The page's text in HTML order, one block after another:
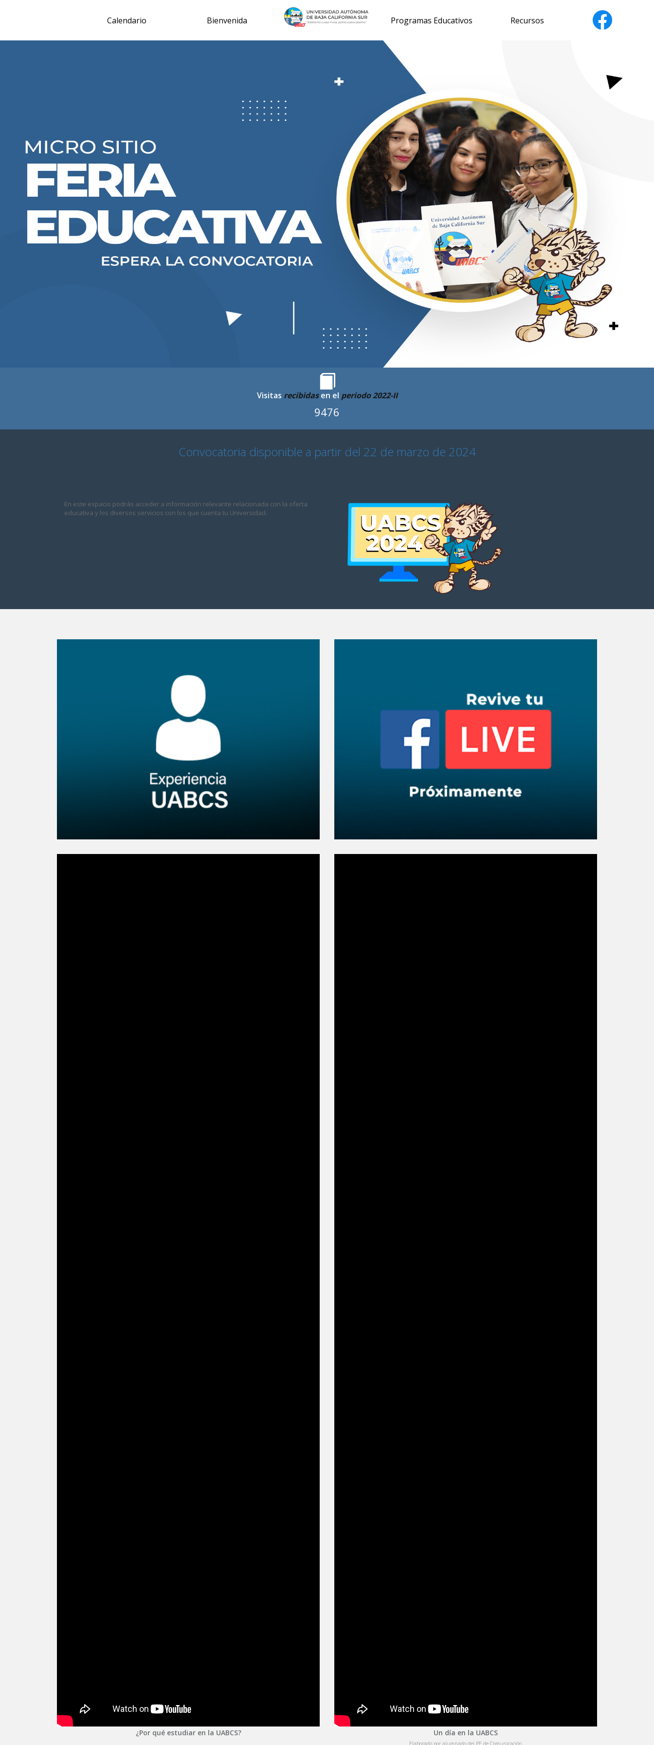
Calendario Bienvenida Programas Educativos Recursos
Visitas recibidasen el periodo 2022-II
9476
Convocatoria disponible a partir del 22 de marzo de 2024
En este espacio podrás acceder a información relevante relacionada con la oferta
educativa y los diversos servicios con los que cuenta tu Universidad.
¿Por qué estudiar en la UABCS? Un día en la UABCS
Elaborado por alumnado del PE de Comunicación